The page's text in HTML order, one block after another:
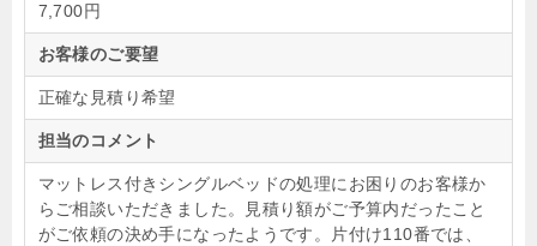
7,700円
お客様のご要望
正確な見積り希望
担当のコメント
マットレス付きシングルベッドの処理にお困りのお客様か
らご相談いただきました。見積り額がご予算内だったこと
がご依頼の決め手になったようです。片付け110番では、